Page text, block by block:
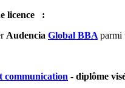
licence :
Audencia Global BBA parmi
communication - diplôme